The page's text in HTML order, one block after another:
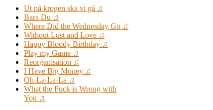
Ut på krogen ska vi gå ♫
Bara Du ♫
Where Did the Wednesday Go ♫
Without Lust and Love ♫
Happy Bloody Birthday ♫
Play my Game ♫
Reorganisation ♫
I Have Big Money ♫
Oh-La-La-La ♫
What the Fuck is Wrong with
You ♫